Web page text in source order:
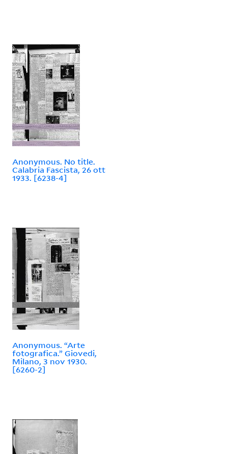
Anonymous. No title.
Calabria Fascista, 26 ott
1933. [6238-4]
Anonymous. “Arte
fotografica.” Giovedi,
Milano, 3 nov 1930.
[6260-2]